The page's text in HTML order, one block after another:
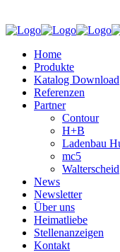
Home
Produkte
Katalog Download
Referenzen
Partner
Contour
H+B
Ladenbau
mc5
Walterscheid
News
Newsletter
Über uns
Heimatliebe
Stellenanzeigen
Kontakt